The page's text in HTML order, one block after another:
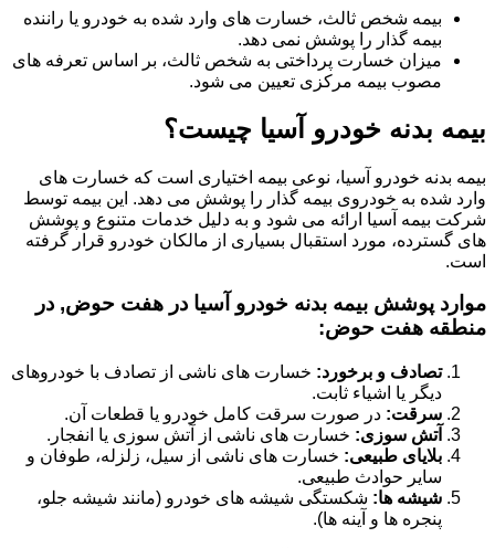
بیمه شخص ثالث، خسارت های وارد شده به خودرو یا راننده
بیمه گذار را پوشش نمی دهد.
میزان خسارت پرداختی به شخص ثالث، بر اساس تعرفه های
مصوب بیمه مرکزی تعیین می شود.
بیمه بدنه خودرو آسیا چیست؟
بیمه بدنه خودرو آسیا، نوعی بیمه اختیاری است که خسارت های
وارد شده به خودروی بیمه گذار را پوشش می دهد. این بیمه توسط
شرکت بیمه آسیا ارائه می شود و به دلیل خدمات متنوع و پوشش
های گسترده، مورد استقبال بسیاری از مالکان خودرو قرار گرفته
است.
موارد پوشش بیمه بدنه خودرو آسیا در هفت حوض, در
منطقه هفت حوض:
تصادف و برخورد: خسارت های ناشی از تصادف با خودروهای
دیگر یا اشیاء ثابت.
سرقت: در صورت سرقت کامل خودرو یا قطعات آن.
آتش سوزی: خسارت های ناشی از آتش سوزی یا انفجار.
بلایای طبیعی: خسارت های ناشی از سیل، زلزله، طوفان و
سایر حوادث طبیعی.
شیشه ها: شکستگی شیشه های خودرو (مانند شیشه جلو،
پنجره ها و آینه ها).